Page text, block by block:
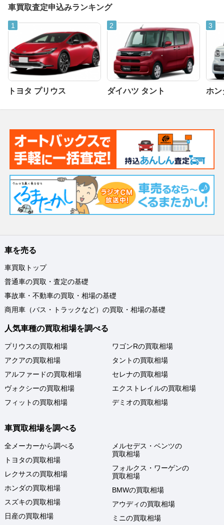
車買取査定申込みランキング
トヨタ プリウス ダイハツ タント ホン
車を売る
車買取トップ
普通車の買取・査定の基礎
事故車・不動車の買取・相場の基礎
商用車（バス・トラックなど）の買取・相場の基礎
人気車種の買取相場を調べる
プリウスの買取相場
アクアの買取相場
アルファードの買取相場
ヴォクシーの買取相場
フィットの買取相場
ワゴンRの買取相場
タントの買取相場
セレナの買取相場
エクストレイルの買取相場
デミオの買取相場
車買取相場を調べる
全メーカーから調べる
トヨタの買取相場
レクサスの買取相場
ホンダの買取相場
スズキの買取相場
日産の買取相場
メルセデス・ベンツの
買取相場
フォルクス・ワーゲンの
買取相場
BMWの買取相場
アウディの買取相場
ミニの買取相場